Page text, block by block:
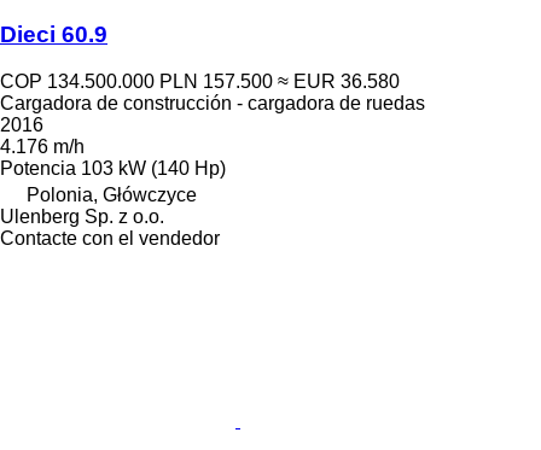
Dieci 60.9
COP 134.500.000 PLN 157.500 ≈ EUR 36.580
Cargadora de construcción - cargadora de ruedas
2016
4.176 m/h
Potencia 103 kW (140 Hp)
Polonia, Główczyce
Ulenberg Sp. z o.o.
Contacte con el vendedor